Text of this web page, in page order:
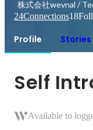
株式会社wevnal /
24Connections18
Profile Stories
Self
Available to